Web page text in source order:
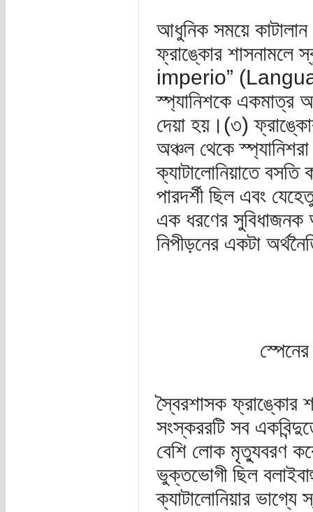
আধুনিক সময়ে
ফ্রাঙ্কোর
imperio”
স্প্যানিশকে একমাত্র
দেয়া হয়।(৩)
অঞ্চল থেকে
ক্যাটালোনিয়াতে
পারদর্শী ছিল এবং
এক ধরণের
নিপীড়নের একটা
স্বৈরশাসক ফ্রাঙ্কোর
সংস্কররটি সব
বেশি লোক মৃত্যুবরণ
ভুক্তভোগী ছিল
ক্যাটালোনিয়ার ভাগ্যে